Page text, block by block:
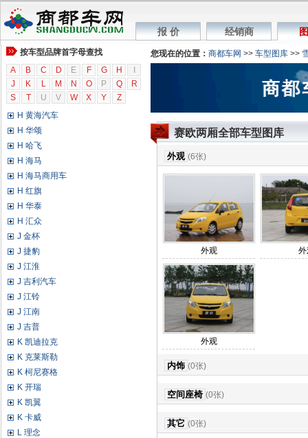
报 价 经销商
按车型品牌首字母查找
A
B C D E F G H
J
K L M N O P Q
R
S
T U V W X Y Z
G 广汽传祺
G GMC
G 广汽吉奥
G 观致
H 海格
H 哈弗
H 恒天汽车
H 黄海汽车
H 华颂
H 哈飞
H 海马
H 海马商用车
H 红旗
H 华泰
H 汇众
J 金杯
J 捷豹
J 江淮
J 吉利汽车
J 江铃
J 江南
J 吉普
K 凯迪拉克
K 克莱斯勒
K 柯尼赛格
K 开瑞
K 凯翼
K 卡威
L 理念
您现在的位置： 商都车网 >> 车型图库 >>
赛欧两厢全部车型图库
外观 (6张)
外观 外
外观
内饰 (0张)
空间座椅 (0张)
其它 (0张)